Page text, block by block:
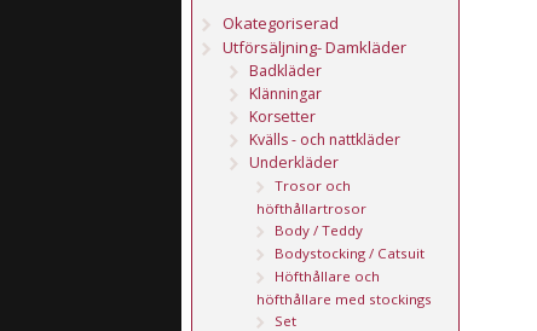
Okategoriserad
Utförsäljning- Damkläder
Badkläder
Klänningar
Korsetter
Kvälls - och nattkläder
Underkläder
Trosor och
höfthållartrosor
Body / Teddy
Bodystocking / Catsuit
Höfthållare och
höfthållare med stockings
Set